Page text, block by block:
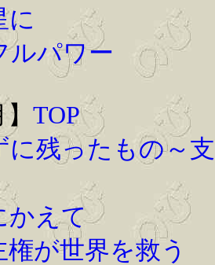
に
ルパワー
TOP
に残ったもの～
かえて
権が世界を救う